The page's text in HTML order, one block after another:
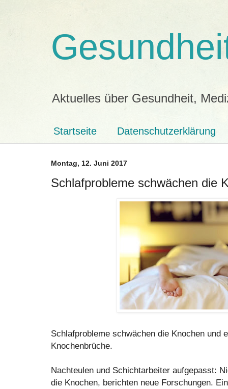
Aktuelles über Gesundheit,
Startseite Datenschutzerklärung
Montag, 12. Juni 2017
Schlafprobleme schwächen die
Schlafprobleme schwächen die Knochen und
Knochenbrüche.
Nachteulen und Schichtarbeiter aufgepasst:
die Knochen, berichten neue Forschungen.